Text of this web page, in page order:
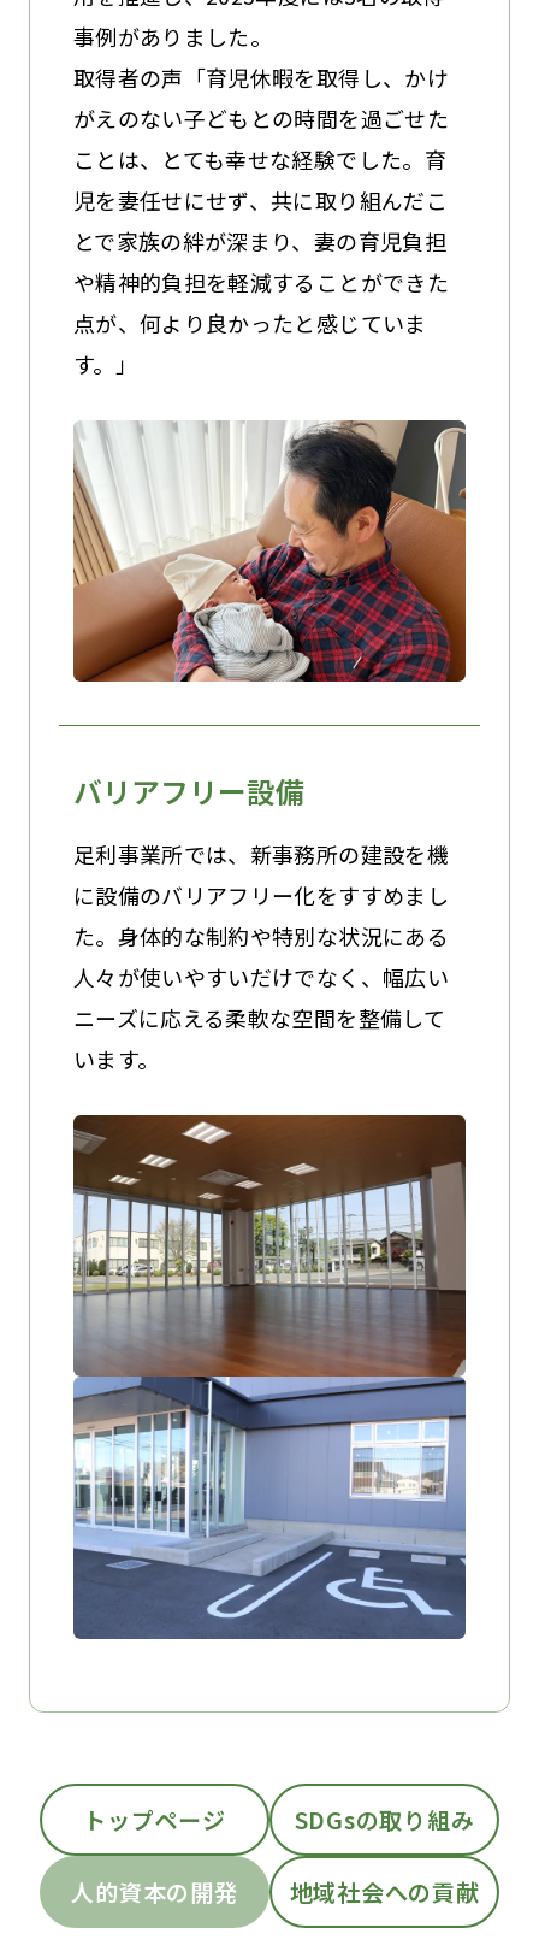
事例がありました。
取得者の声「育児休暇を取得し、かけ
がえのない子どもとの時間を過ごせた
ことは、とても幸せな経験でした。育
児を妻任せにせず、共に取り組んだこ
とで家族の絆が深まり、妻の育児負担
や精神的負担を軽減することができた
点が、何より良かったと感じていま
す。」
バリアフリー設備
足利事業所では、新事務所の建設を機
に設備のバリアフリー化をすすめまし
た。身体的な制約や特別な状況にある
人々が使いやすいだけでなく、幅広い
ニーズに応える柔軟な空間を整備して
います。
トップページ SDGsの取り組み
人的資本の開発 地域社会への貢献